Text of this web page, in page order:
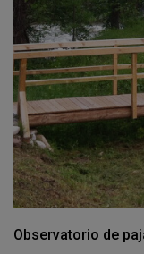
Observatorio de